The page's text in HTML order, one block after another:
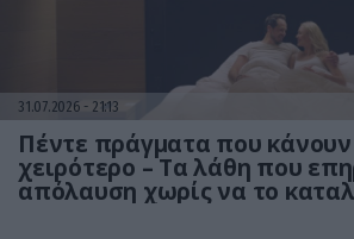
31.07.2026 21:13
Πέντε πράγματα που κάνουν
χειρότερο – Τα λάθη που
απόλαυση χωρίς να το